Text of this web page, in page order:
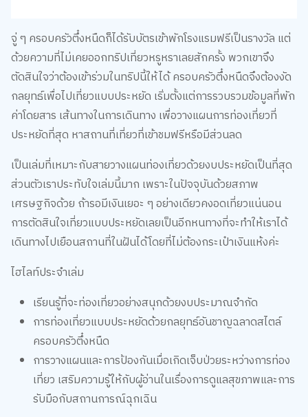
ตัดสินใจว่าต้องเข้าร่วมในทริปนี้ให้ได้ ครอบครัวตึ๋งหนืดจึงต้องงัด
กลยุทธ์เพื่อไปเที่ยวแบบประหยัด เริ่มตั้งแต่การรวบรวมข้อมูลที่พัก
ค่าโดยสาร เส้นทางในการเดินทาง เพื่อวางแผนการท่องเที่ยวที่
ประหยัดที่สุด หาสถานที่เที่ยวที่เข้าชมฟรีหรือมีส่วนลด
เป็นเล่มที่เหมาะกับสายวางแผนท่องเที่ยวด้วยงบประหยัดเป็นที่สุด
ส่วนตัวเราประทับใจเล่มนี้มาก เพราะในปัจจุบันด้วยสภาพ
เศรษฐกิจด้วย ถ้ารอมีเงินเยอะ ๆ อย่างเดียวคงอดเที่ยวแน่นอน
การตัดสินใจเที่ยวแบบประหยัดเลยเป็นอีกหนทางที่จะทำให้เราได้
เดินทางไปเยือนสถานที่ในฝันได้โดยที่ไม่ต้องกระเป๋าเงินแห้งค่ะ
ไฮไลท์ประจำเล่ม
เรียนรู้ที่จะท่องเที่ยวอย่างสนุกด้วยงบประมาณจำกัด
ครอบครัวตึ๋งหนืด
การวางแผนและการป้องกันเมื่อเกิดเจ็บป่วยระหว่างการท่อง
เที่ยว เสริมความรู้ให้กับผู้อ่านในเรื่องการดูแลสุขภาพและการ
รับมือกับสถานการณ์ฉุกเฉิน
สั่งซื้อ ครอบครัวตึ๋งหนืด เล่ม 7 ไปเที่ยวแบบตึ๋งหนืดกันดีกว่า